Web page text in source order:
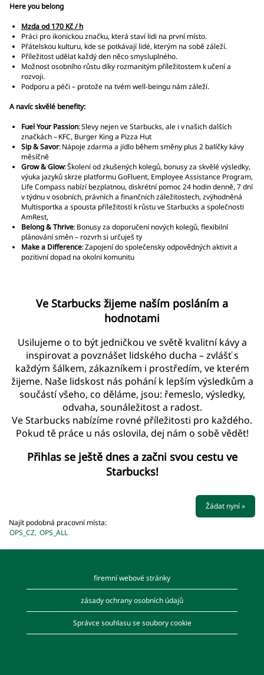
Here you belong
Mzda od 170 Kč / h
Práci pro ikonickou značku, která staví lidi na první místo.
Přátelskou kulturu, kde se potkávají lidé, kterým na sobě záleží.
Příležitost udělat každý den něco smysluplného.
Možnost osobního růstu díky rozmanitým příležitostem k učení a
rozvoji.
Podporu a péči – protože na tvém well-beingu nám záleží.
A navíc skvělé benefity:
Fuel Your Passion: Slevy nejen ve Starbucks, ale i v našich dalších
značkách – KFC, Burger King a Pizza Hut
Sip & Savor: Nápoje zdarma a jídlo během směny plus 2 balíčky kávy
měsíčně
Grow & Glow: Školení od zkušených kolegů, bonusy za skvělé výsledky,
výuka jazyků skrze platformu GoFluent, Employee Assistance Program,
Life Compass nabízí bezplatnou, diskrétní pomoc 24 hodin denně, 7 dní
v týdnu v osobních, právních a finančních záležitostech, zvýhodněná
Multisportka a spousta příležitostí k růstu ve Starbucks a společnosti
AmRest,
Belong & Thrive: Bonusy za doporučení nových kolegů, flexibilní
plánování směn – rozvrh si určuješ ty
Make a Difference: Zapojení do společensky odpovědných aktivit a
pozitivní dopad na okolní komunitu
Ve Starbucks žijeme naším posláním a
hodnotami
Usilujeme o to být jedničkou ve světě kvalitní kávy a
inspirovat a povznášet lidského ducha – zvlášť s
každým šálkem, zákazníkem i prostředím, ve kterém
žijeme. Naše lidskost nás pohání k lepším výsledkům a
součástí všeho, co děláme, jsou: řemeslo, výsledky,
odvaha, sounáležitost a radost.
Ve Starbucks nabízíme rovné příležitosti pro každého.
Pokud tě práce u nás oslovila, dej nám o sobě vědět!
Přihlas se ještě dnes a začni svou cestu ve
Starbucks!
Žádat nyní »
Najít podobná pracovní místa:
OPS_CZ, OPS_ALL
firemní webové stránky
zásady ochrany osobních údajů
Správce souhlasu se soubory cookie